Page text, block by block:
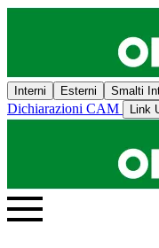
Interni Esterni Smalti
Dichiarazioni CAM Link